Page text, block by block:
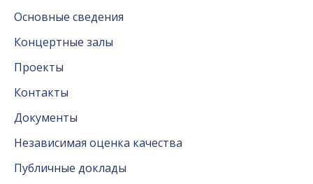
Основные сведения
Концертные залы
Проекты
Контакты
Документы
Независимая оценка качества
Публичные доклады